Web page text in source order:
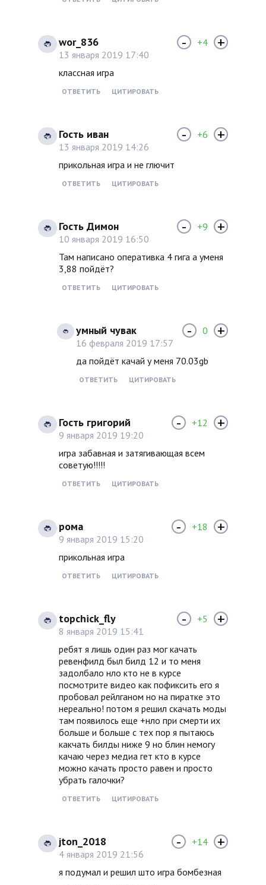
wor_836
13 января 2019 17:40
классная игра
ОТВЕТИТЬ ЦИТИРОВАТЬ
- +4 +
Гость иван
13 января 2019 14:26
прикольная игра и не глючит
ОТВЕТИТЬ ЦИТИРОВАТЬ
- +6 +
Гость Димон
10 января 2019 16:50
Там написано оперативка 4 гига а уменя
3,88 пойдёт?
ОТВЕТИТЬ ЦИТИРОВАТЬ
- +9 +
умный чувак
16 февраля 2019 17:57
да пойдёт качай у меня 70.03gb
ОТВЕТИТЬ ЦИТИРОВАТЬ
- 0 +
Гость григорий
9 января 2019 19:20
игра забавная и затягивающая всем
советую!!!!!
ОТВЕТИТЬ ЦИТИРОВАТЬ
- +12 +
рома
9 января 2019 15:20
прикольная игра
ОТВЕТИТЬ ЦИТИРОВАТЬ
- +18 +
topchick_fly
8 января 2019 15:41
ребят я лишь один раз мог качать
ревенфилд был билд 12 и то меня
задолбало нло кто не в курсе
посмотрите видео как пофиксить его я
пробовал рейлганом но на пиратке это
нереально! потом я решил скачать моды
там появилось еще +нло при смерти их
больше и больше с тех пор я пытаюсь
какчать билды ниже 9 но блин немогу
качаю через медиа гет кто в курсе
можно качать просто равен и просто
убрать галочки?
ОТВЕТИТЬ ЦИТИРОВАТЬ
- +5 +
jton_2018
4 января 2019 21:56
я подумал и решил што игра бомбезная
- +14 +